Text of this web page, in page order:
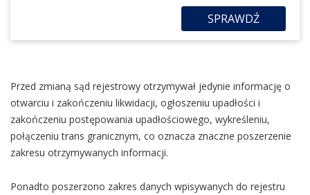
SPRAWDŹ
Przed zmianą sąd rejestrowy otrzymywał jedynie informację o
otwarciu i zakończeniu likwidacji, ogłoszeniu upadłości i
zakończeniu postępowania upadłościowego, wykreśleniu,
połączeniu trans granicznym, co oznacza znaczne poszerzenie
zakresu otrzymywanych informacji.
Ponadto poszerzono zakres danych wpisywanych do rejestru